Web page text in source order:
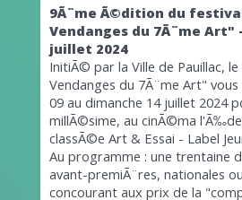
9Ã¨me Ã©dition du
Vendanges du 7Ã¨me Art"
juillet 2024
InitiÃ© par la Ville de Pauillac,
Vendanges du 7Ã¨me Art"
09 au dimanche 14 juillet 2024
millÃ©sime, au cinÃ©ma
classÃ©e Art & Essai - Label
Au programme : une trentaine
avant-premiÃ¨res, nationales
concourant aux prix de la